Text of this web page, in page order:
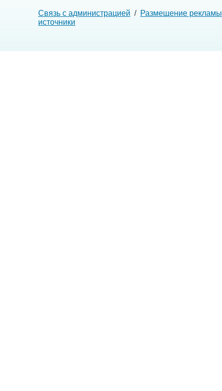
Связь с администрацией / Размещение рекламы
источники